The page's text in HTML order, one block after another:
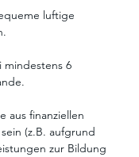
luftige
mindestens 6
aus finanziellen
(z.B. aufgrund
zur Bildung